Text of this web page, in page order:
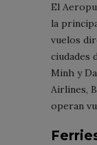
El
la
vuelos
ciudades
Minh y
Airlines,
operan